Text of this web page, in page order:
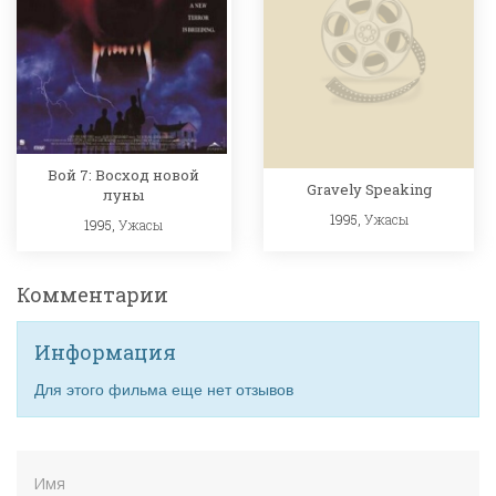
Вой 7: Восход новой
луны
1995,Ужасы
Gravely Speaking
1995, Ужасы
Комментарии
Информация
Для этого фильма еще нет отзывов